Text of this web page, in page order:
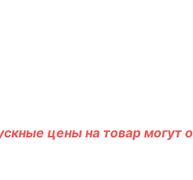
цены на товар могут